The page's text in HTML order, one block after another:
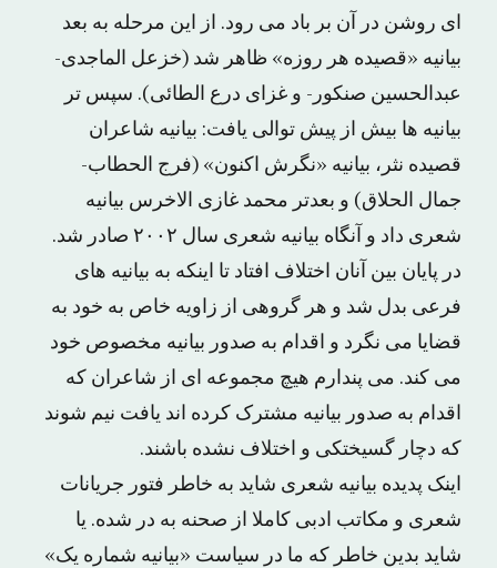
ای روشن در آن بر باد می رود. از این مرحله به بعد
بیانیه «قصیده هر روزه» ظاهر شد (خزعل الماجدی-
عبدالحسین صنکور- و غزای درع الطائی). سپس تر
بیانیه ها بیش از پیش توالی یافت: بیانیه شاعران
قصیده نثر، بیانیه «نگرش اکنون» (فرج الحطاب-
جمال الحلاق) و بعدتر محمد غازی الاخرس بیانیه
شعری داد و آنگاه بیانیه شعری سال ۲۰۰۲ صادر شد.
در پایان بین آنان اختلاف افتاد تا اینکه به بیانیه های
فرعی بدل شد و هر گروهی از زاویه خاص به خود به
قضایا می نگرد و اقدام به صدور بیانیه مخصوص خود
می کند. می پندارم هیچ مجموعه ای از شاعران که
اقدام به صدور بیانیه مشترک کرده اند یافت نیم شوند
که دچار گسیختکی و اختلاف نشده باشند.
اینک پدیده بیانیه شعری شاید به خاطر فتور جریانات
شعری و مکاتب ادبی کاملا از صحنه به در شده. یا
شاید بدین خاطر که ما در سیاست «بیانیه شماره یک»